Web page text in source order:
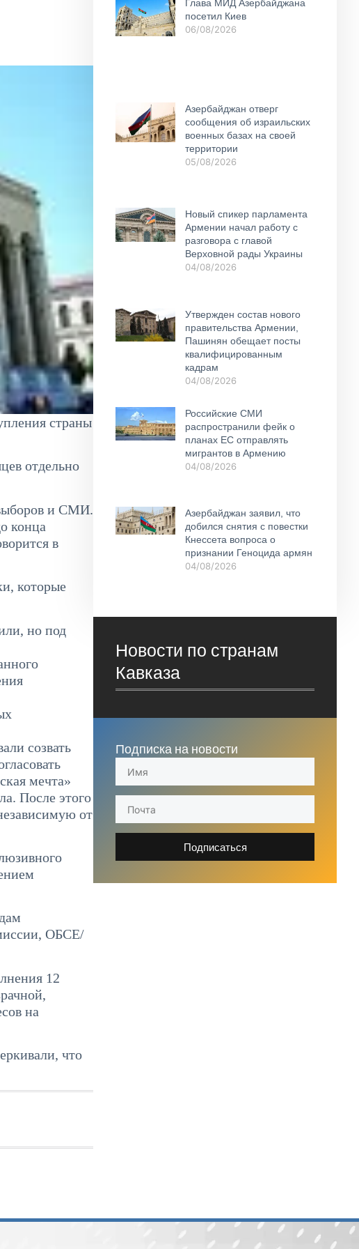
страны
отдельно
и СМИ.
конца
в
которые
но под
созвать
мечта»
После этого
от
ОБСЕ/
12
на
что
Глава МИД Азербайджана
посетил Киев
06/08/2026
Азербайджан отверг
сообщения об израильских
военных базах на своей
территории
05/08/2026
Новый спикер парламента
Армении начал работу с
разговора с главой
Верховной рады Украины
04/08/2026
Утвержден состав нового
правительства Армении,
Пашинян обещает посты
квалифицированным
кадрам
04/08/2026
Российские СМИ
распространили фейк о
планах ЕС отправлять
мигрантов в Армению
04/08/2026
Азербайджан заявил, что
добился снятия с повестки
Кнессета вопроса о
признании Геноцида армян
04/08/2026
Новости по странам
Кавказа
Подписка на новости
Подписаться